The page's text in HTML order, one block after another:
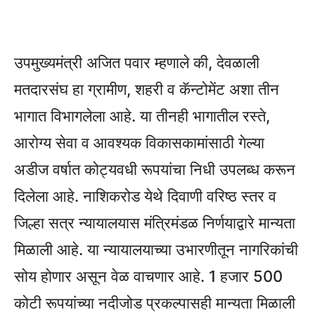
उपमुख्यमंत्री अजित पवार म्हणाले की, देवळाली
मतदारसंघ हा ग्रामीण, शहरी व कॅन्टोमेंट अशा तीन
भागात विभागलेला आहे. या तीनही भागातील रस्ते,
आरोग्य सेवा व आवश्यक विकासकामांसाठी गेल्या
अडीज वर्षात कोट्यवधी रूपयांचा निधी उपलब्ध करून
दिलेला आहे. नाशिकरोड येथे दिवाणी वरिष्ठ स्तर व
जिल्हा सत्र न्यायालयास मंत्रिमंडळ निर्णयाद्वारे मान्यता
मिळाली आहे. या न्यायालयाच्या उभारणीतून नागरिकांची
सोय होणार असून वेळ वाचणार आहे. 1 हजार 500
कोटी रूपयांच्या नदीजोड प्रकल्पासही मान्यता मिळाली